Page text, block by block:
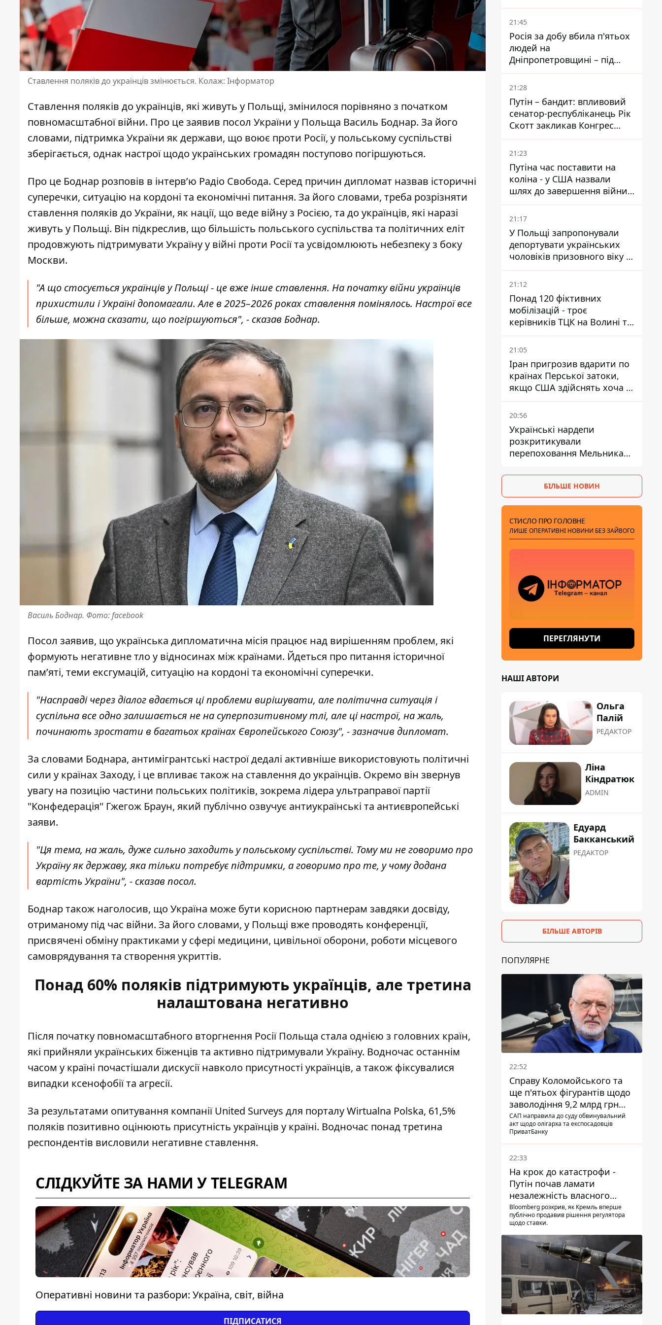
Ставлення поляків до українців змінюється. Колаж: Інформатор
Ставлення поляків до українців, які живуть у Польщі, змінилося порівняно з початком
повномасштабної війни. Про це заявив посол України у Польща Василь Боднар. За його
словами, підтримка України як держави, що воює проти Росії, у польському суспільстві
зберігається, однак настрої щодо українських громадян поступово погіршуються.
Про це Боднар розповів в інтерв’ю Радіо Свобода. Серед причин дипломат назвав історичні
суперечки, ситуацію на кордоні та економічні питання. За його словами, треба розрізняти
ставлення поляків до України, як нації, що веде війну з Росією, та до українців, які наразі
живуть у Польщі. Він підкреслив, що більшість польського суспільства та політичних еліт
продовжують підтримувати Україну у війні проти Росії та усвідомлюють небезпеку з боку
Москви.
"А що стосується українців у Польщі - це вже інше ставлення. На початку війни українців
прихистили і Україні допомагали. Але в 2025–2026 роках ставлення помінялось. Настрої все
більше, можна сказати, що погіршуються", - сказав Боднар.
Василь Боднар. Фото: facebook
Посол заявив, що українська дипломатична місія працює над вирішенням проблем, які
формують негативне тло у відносинах між країнами. Йдеться про питання історичної
пам’яті, теми ексгумацій, ситуацію на кордоні та економічні суперечки.
"Насправді через діалог вдається ці проблеми вирішувати, але політична ситуація і
суспільна все одно залишається не на суперпозитивному тлі, але ці настрої, на жаль,
починають зростати в багатьох країнах Європейського Союзу", - зазначив дипломат.
За словами Боднара, антимігрантські настрої дедалі активніше використовують політичні
сили у країнах Заходу, і це впливає також на ставлення до українців. Окремо він звернув
увагу на позицію частини польських політиків, зокрема лідера ультраправої партії
"Конфедерація" Гжегож Браун, який публічно озвучує антиукраїнські та антиєвропейські
заяви.
"Ця тема, на жаль, дуже сильно заходить у польському суспільстві. Тому ми не говоримо про
Україну як державу, яка тільки потребує підтримки, а говоримо про те, у чому додана
вартість України", - сказав посол.
Боднар також наголосив, що Україна може бути корисною партнерам завдяки досвіду,
отриманому під час війни. За його словами, у Польщі вже проводять конференції,
присвячені обміну практиками у сфері медицини, цивільної оборони, роботи місцевого
самоврядування та створення укриттів.
Понад 60% поляків підтримують українців, але третина
налаштована негативно
Після початку повномасштабного вторгнення Росії Польща стала однією з головних країн,
які прийняли українських біженців та активно підтримували Україну. Водночас останнім
часом у країні почастішали дискусії навколо присутності українців, а також фіксувалися
випадки ксенофобіїта агресії.
За результатами опитування компанії United Surveys для порталу Wirtualna Polska, 61,5%
поляків позитивно оцінюють присутність українців у країні. Водночас понад третина
респондентів висловили негативне ставлення.
СЛІДКУЙТЕ ЗА НАМИ У TELEGRAM
Оперативні новини та разбори: Україна, світ, війна
ПІДПИСАТИСЯ
біль – він очолив народне
голосування
21:45
Росія за добу вбила п'ятьох
людей на
Дніпропетровщині – під
ударами опинилися п'ять
районів області
21:28
Путін – бандит: впливовий
сенатор-республіканець Рік
Скотт закликав Конгрес
притягнути РФ до
відповідальності за війну в
Україні
21:23
Путіна час поставити на
коліна - у США назвали
шлях до завершення війни -
National Security Journal
21:17
У Польщі запропонували
депортувати українських
чоловіків призовного віку -
кого це може торкнутися
21:12
Понад 120 фіктивних
мобілізацій - троє
керівників ТЦК на Волині та
Буковині отримали підозри
за фейкові звіти
21:05
Іран пригрозив вдарити по
країнах Перської затоки,
якщо США здійснять хоча б
одну атаку - Reuters
20:56
Українські нардепи
розкритикували
перепоховання Мельника
ізоляції
БІЛЬШЕ НОВИН
СТИСЛО ПРО ГОЛОВНЕ
ЛИШЕ ОПЕРАТИВНІ НОВИНИ БЕЗ ЗАЙВОГО
ПЕРЕГЛЯНУТИ
НАШІ АВТОРИ
Ольга
Палій
РЕДАКТОР
Ліна
Кіндратюк
ADMIN
Едуард
Бакканський
РЕДАКТОР
БІЛЬШЕ АВТОРІВ
ПОПУЛЯРНЕ
22:52
Справу Коломойського та
ще п'ятьох фігурантів щодо
заволодіння 9,2 млрд грн
ПриватБанку скерували до
суду
САП направила до суду обвинувальний
акт щодо олігарха та експосадовців
ПриватБанку
22:33
На крок до катастрофи -
Путін почав ламати
незалежність власного
Центробанку, змусивши
знизити базову ставку
Bloomberg розкрив, як Кремль вперше
публічно продавив рішення регулятора
щодо ставки.